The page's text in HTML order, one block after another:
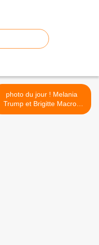
photo du jour ! Melania
Trump et Brigitte Macron
ont vénéré la couronne